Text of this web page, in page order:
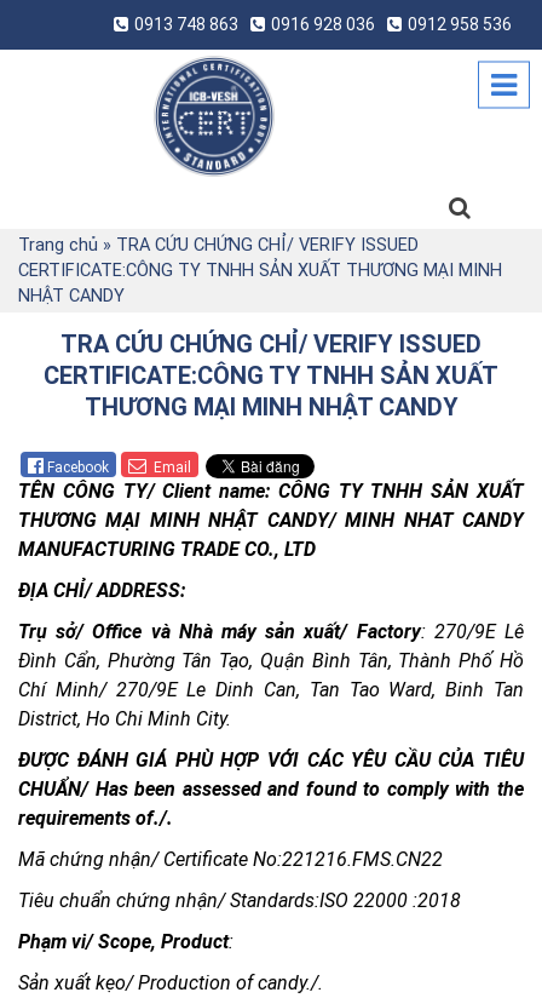
0913 748 863 0916 928 036 0912 958 536
Trang chủ » TRA CỨU CHỨNG CHỈ/ VERIFY ISSUED
CERTIFICATE:CÔNG TY TNHH SẢN XUẤT THƯƠNG MẠI MINH
NHẬT CANDY
TRA CỨU CHỨNG CHỈ/ VERIFY ISSUED
CERTIFICATE:CÔNG TY TNHH SẢN XUẤT
THƯƠNG MẠI MINH NHẬT CANDY
Facebook Email
TÊN CÔNG TY/ Client name: CÔNG TY TNHH SẢN XUẤT
THƯƠNG MẠI MINH NHẬT CANDY/ MINH NHAT CANDY
MANUFACTURING TRADE CO., LTD
ĐỊA CHỈ/ ADDRESS:
Trụ sở/ Office và Nhà máy sản xuất/ Factory: 270/9E Lê
Đình Cẩn, Phường Tân Tạo, Quận Bình Tân, Thành Phố Hồ
Chí Minh/ 270/9E Le Dinh Can, Tan Tao Ward, Binh Tan
District, Ho Chi Minh City.
ĐƯỢC ĐÁNH GIÁ PHÙ HỢP VỚI CÁC YÊU CẦU CỦA TIÊU
CHUẨN/ Has been assessed and found to comply with the
requirements of./.
Mã chứng nhận/ Certificate No:221216.FMS.CN22
Tiêu chuẩn chứng nhận/ Standards:ISO 22000 :2018
Phạm vi/Scope, Product:
Sản xuất kẹo/ Production of candy./.